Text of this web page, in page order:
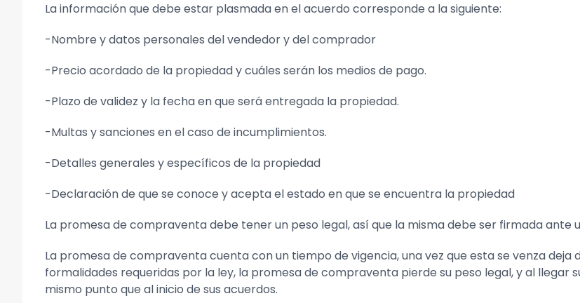
La información que debe estar plasmada en el acuerdo corresponde a la siguiente:
-Nombre y datos personales del vendedor y del comprador
-Precio acordado de la propiedad y cuáles serán los medios de pago.
-Plazo de validez y la fecha en que será entregada la propiedad.
-Multas y sanciones en el caso de incumplimientos.
-Detalles generales y específicos de la propiedad
-Declaración de que se conoce y acepta el estado en que se encuentra la propiedad
La promesa de compraventa debe tener un peso legal, así que la misma debe ser firmada ante
La promesa de compraventa cuenta con un tiempo de vigencia, una vez que esta se venza deja
formalidades requeridas por la ley, la promesa de compraventa pierde su peso legal, y al
mismo punto que al inicio de sus acuerdos.